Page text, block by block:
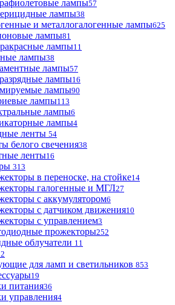
лампы57
лампы38
и металлогалогенные лампы625
лампы81
лампы11
лампы38
лампы57
лампы16
лампы90
лампы113
лампы6
лампы4
ленты 54
белого свечения38
ленты16
313
в переноске, на стойке14
галогенные и МГЛ27
с аккумулятором6
с датчиком движения10
с управлением3
прожекторы252
облучатели 11
2
для ламп и светильников 853
19
питания36
управления4